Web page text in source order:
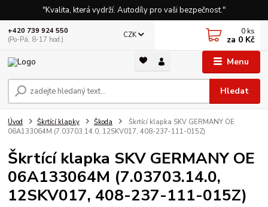
"Kvalita, která vydrží. Autodíly pro vaši bezpečnost."
Menu
CZK
Hledat
+420 739 924 550
(Po-Pá, 8-17 hod.)
0 ks
za 0 Kč
Úvod Škrtící klapky Škoda
Škrtící klapka SKV GERMANY OE
06A133064M (7.03703.14.0, 12SKV017, 408-237-111-015Z)
Škrtící klapka SKV GERMANY OE
06A133064M (7.03703.14.0,
12SKV017, 408-237-111-015Z)